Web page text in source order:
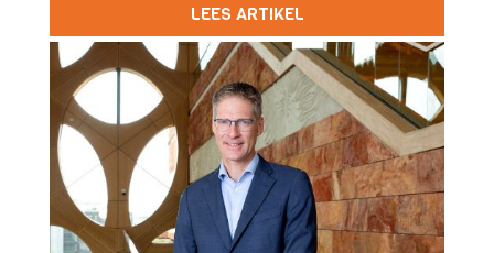
LEES ARTIKEL